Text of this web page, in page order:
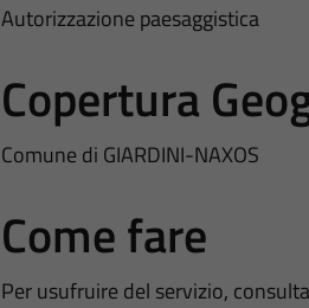
Autorizzazione paesaggistica
Copertura
Comune di GIARDINI-NAXOS
Come fare
Per usufruire del servizio,